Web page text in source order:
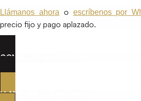
Llámanos ahorao escríbenos por
precio fijo y pago aplazado.
CONSULTA WHATSAPP
LLAME SIN COMPROMISO